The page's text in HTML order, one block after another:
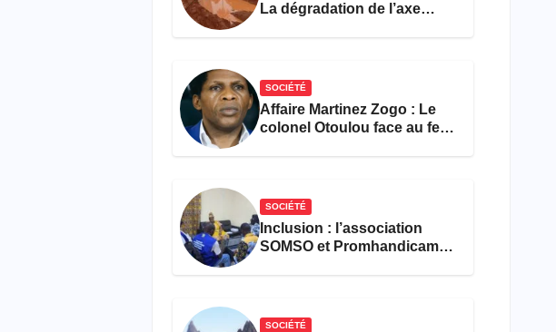
La dégradation de l’axe
SOCIÉTÉ
Affaire Martinez Zogo : Le
colonel Otoulou face au feu
SOCIÉTÉ
Inclusion : l’association
SOMSO et Promhandicam
SOCIÉTÉ